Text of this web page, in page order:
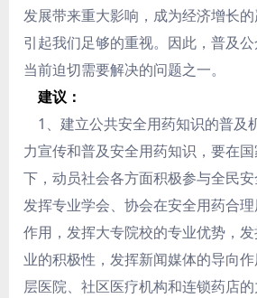
发展带来重大影响，成为经济增长
引起我们足够的重视。因此，普及
当前迫切需要解决的问题之一。
建议：
1、建立公共安全用药知识的普及
力宣传和普及安全用药知识，要在
下，动员社会各方面积极参与全民安
发挥专业学会、协会在安全用药合
作用，发挥大专院校的专业优势，
业的积极性，发挥新闻媒体的导向
层医院、社区医疗机构和连锁药店